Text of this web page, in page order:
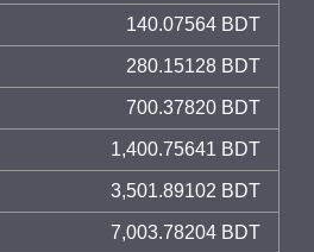
140.07564 BDT
280.15128 BDT
700.37820 BDT
1,400.75641 BDT
3,501.89102 BDT
7,003.78204 BDT